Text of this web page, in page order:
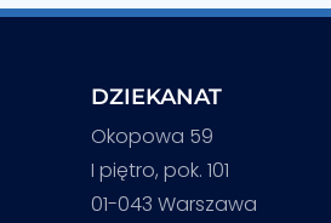
DZIEKANAT
Okopowa 59
I piętro, pok. 101
01-043 Warszawa